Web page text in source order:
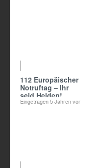
112 Europäischer
Notruftag – Ihr
seid Helden!
Eingetragen5 Jahren vor